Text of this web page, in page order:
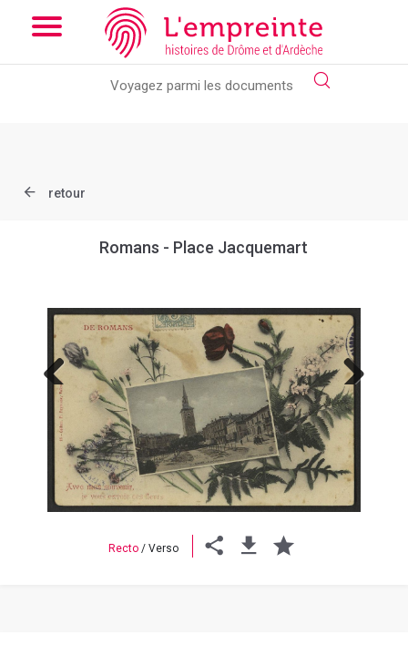
Array ( [slug] => document [ref] => B263626101_CP2001 )
Add the new slick-theme.css if you want the default styling
retour
Romans - Place Jacquemart
Previous Next
Recto / Verso